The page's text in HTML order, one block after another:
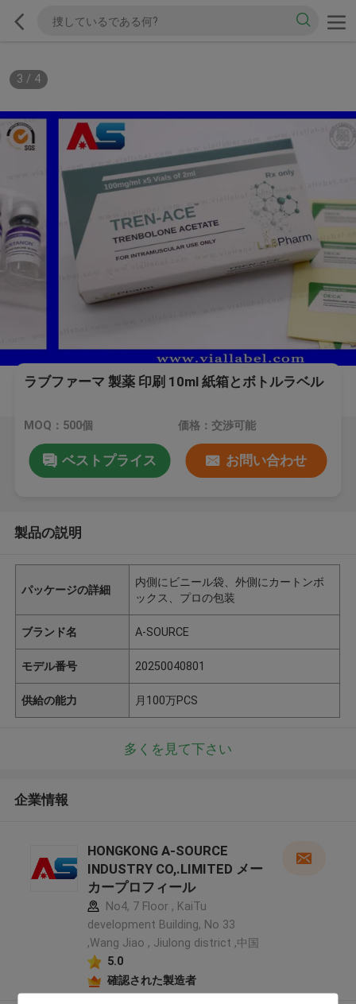
3 / 4
ラブファーマ 製薬 印刷 10ml 紙箱とボトルラベル
MOQ：500個 価格：交渉可能
ベストプライス お問い合わせ
製品の説明
パッケージの詳細
内側にビニール袋、外側にカートンボ
ックス、プロの包装
ブランド名 A-SOURCE
モデル番号 20250040801
供給の能力 月100万PCS
多くを見て下さい
企業情報
HONGKONG A-SOURCE
INDUSTRY CO,.LIMITED メー
カープロフィール
No4, 7 Floor , KaiTu
development Building, No 33
,Wang Jiao , Jiulong district ,中国
5.0
確認された製造者